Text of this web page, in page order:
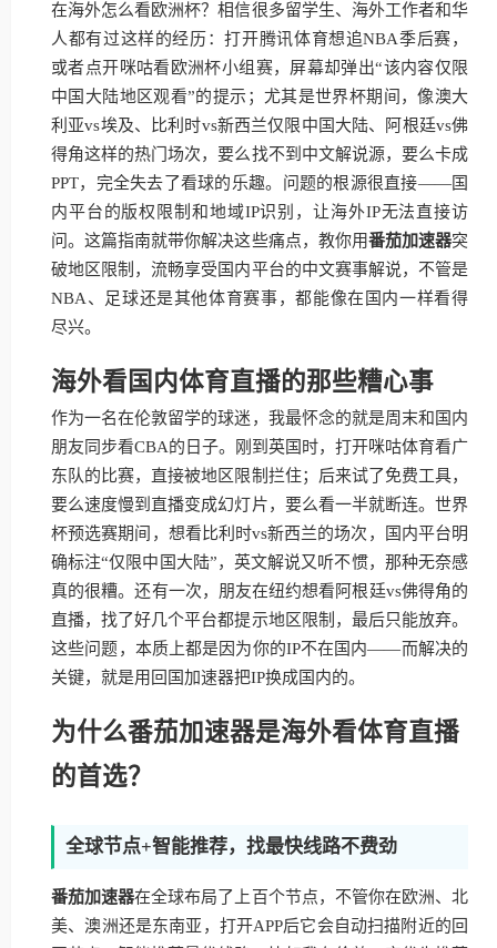
在海外怎么看欧洲杯？相信很多留学生、海外工作者和华
人都有过这样的经历：打开腾讯体育想追NBA季后赛，
或者点开咪咕看欧洲杯小组赛，屏幕却弹出“该内容仅限
中国大陆地区观看”的提示；尤其是世界杯期间，像澳大
利亚vs埃及、比利时vs新西兰仅限中国大陆、阿根廷vs佛
得角这样的热门场次，要么找不到中文解说源，要么卡成
PPT，完全失去了看球的乐趣。问题的根源很直接——国
内平台的版权限制和地域IP识别，让海外IP无法直接访
问。这篇指南就带你解决这些痛点，教你用番茄加速器突
破地区限制，流畅享受国内平台的中文赛事解说，不管是
NBA、足球还是其他体育赛事，都能像在国内一样看得
尽兴。
海外看国内体育直播的那些糟心事
作为一名在伦敦留学的球迷，我最怀念的就是周末和国内
朋友同步看CBA的日子。刚到英国时，打开咪咕体育看广
东队的比赛，直接被地区限制拦住；后来试了免费工具，
要么速度慢到直播变成幻灯片，要么看一半就断连。世界
杯预选赛期间，想看比利时vs新西兰的场次，国内平台明
确标注“仅限中国大陆”，英文解说又听不惯，那种无奈感
真的很糟。还有一次，朋友在纽约想看阿根廷vs佛得角的
直播，找了好几个平台都提示地区限制，最后只能放弃。
这些问题，本质上都是因为你的IP不在国内——而解决的
关键，就是用回国加速器把IP换成国内的。
为什么番茄加速器是海外看体育直播
的首选？
全球节点+智能推荐，找最快线路不费劲
番茄加速器在全球布局了上百个节点，不管你在欧洲、北
美、澳洲还是东南亚，打开APP后它会自动扫描附近的回